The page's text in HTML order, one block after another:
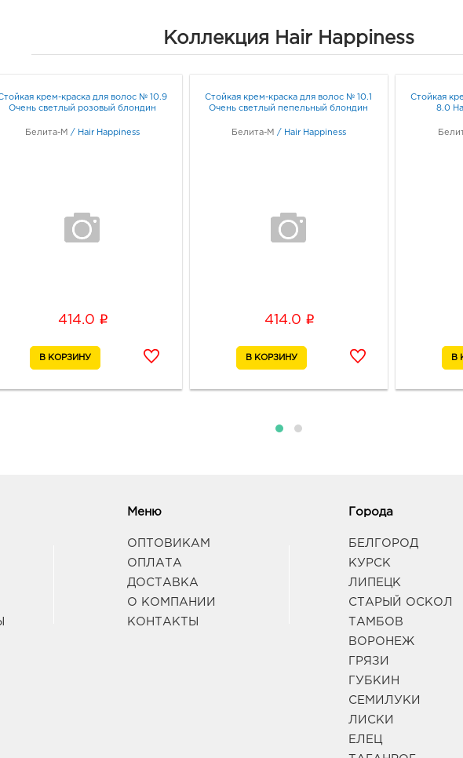
Коллекция Hair Happiness
крем-краска для волос № 10.9
Очень светлый розовый блондин
Белита-М / Hair Happiness
414.0 i
Стойкая крем-краска для волос № 10.1
Очень светлый пепельный блондин
Белита-М / Hair Happiness
414.0 i
Стойкая
8.0
Меню
ОПТОВИКАМ
ОПЛАТА
ДОСТАВКА
О КОМПАНИИ
КОНТАКТЫ
Города
БЕЛГОРОД
КУРСК
ЛИПЕЦК
СТАРЫЙ ОСКОЛ
ТАМБОВ
ВОРОНЕЖ
ГРЯЗИ
ГУБКИН
СЕМИЛУКИ
ЛИСКИ
ЕЛЕЦ